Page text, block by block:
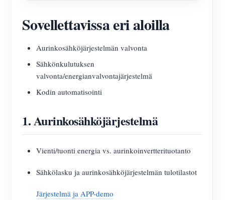
Sovellettavissa eri aloilla
Aurinkosähköjärjestelmän valvonta
Sähkönkulutuksen
valvonta/energianvalvontajärjestelmä
Kodin automatisointi
1. Aurinkosähköjärjestelmä
Vienti/tuonti energia vs. aurinkoinvertterituotanto
Sähkölasku ja aurinkosähköjärjestelmän tulotilastot
Järjestelmä ja APP-demo